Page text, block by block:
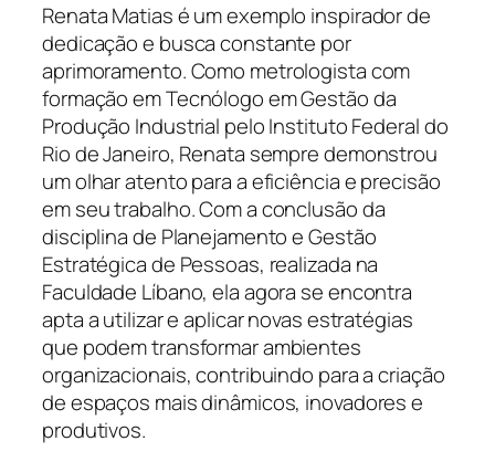
Renata Matias é um exemplo inspirador de
dedicação e busca constante por
aprimoramento. Como metrologista com
formação em Tecnólogo em Gestão da
Produção Industrial pelo Instituto Federal do
Rio de Janeiro, Renata sempre demonstrou
um olhar atento para a eficiência e precisão
em seu trabalho. Com a conclusão da
disciplina de Planejamento e Gestão
Estratégica de Pessoas, realizada na
Faculdade Líbano, ela agora se encontra
apta a utilizar e aplicar novas estratégias
que podem transformar ambientes
organizacionais, contribuindo para a criação
de espaços mais dinâmicos, inovadores e
produtivos.